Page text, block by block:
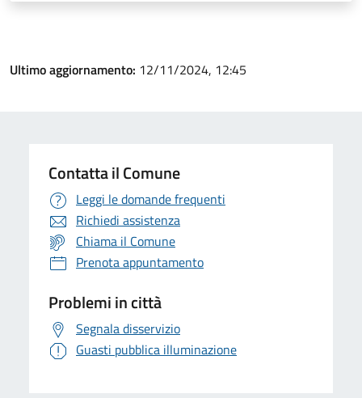
Ultimo aggiornamento: 12/11/2024, 12:45
Contatta il Comune
Leggi le domande frequenti
Richiedi assistenza
Chiama il Comune
Prenota appuntamento
Problemi in città
Segnala disservizio
Guasti pubblica illuminazione